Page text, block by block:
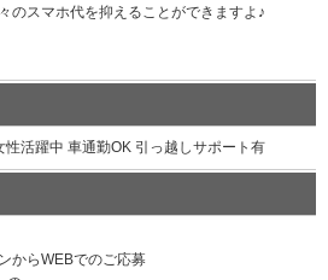
のスマホ代を抑えることができますよ♪
活躍中 車通勤OK 引っ越しサポート有
からWEBでのご応募